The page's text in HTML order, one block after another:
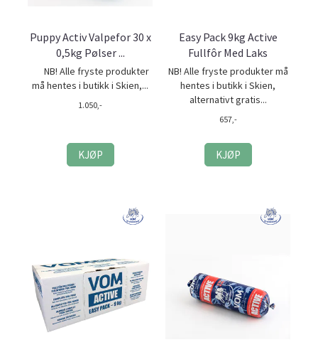
Puppy Activ Valpefor 30 x
0,5kg Pølser ...
NB! Alle fryste produkter
må hentes i butikk i Skien,...
1.050,-
KJØP
Easy Pack 9kg Active
Fullfôr Med Laks
NB! Alle fryste produkter må
hentes i butikk i Skien,
alternativt gratis...
657,-
KJØP